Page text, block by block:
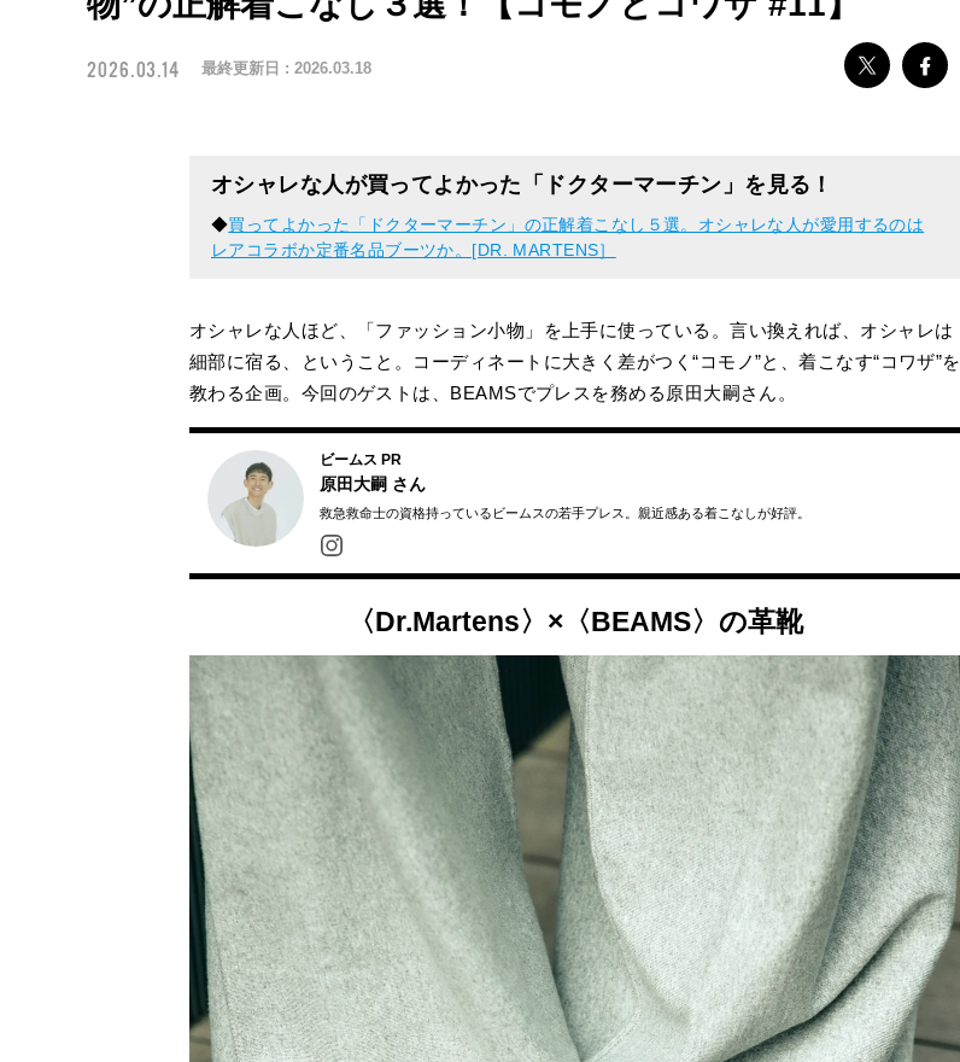
2026.03.14 最終更新日 : 2026.03.18
オシャレな人が買ってよかった「ドクターマーチン」を見る！
◆買ってよかった「ドクターマーチン」の正解着こなし５選。オシャレな人が愛用するのは
レアコラボか定番名品ブーツか。[DR. MARTENS］
オシャレな人ほど、「ファッション小物」を上手に使っている。言い換えれば、オシャレは
細部に宿る、ということ。コーディネートに大きく差がつく“コモノ”と、着こなす“コワザ”を
教わる企画。今回のゲストは、BEAMSでプレスを務める原田大嗣さん。
ビームス PR
原田大嗣 さん
救急救命士の資格持っているビームスの若手プレス。親近感ある着こなしが好評。
〈Dr.Martens〉×〈BEAMS〉の革靴